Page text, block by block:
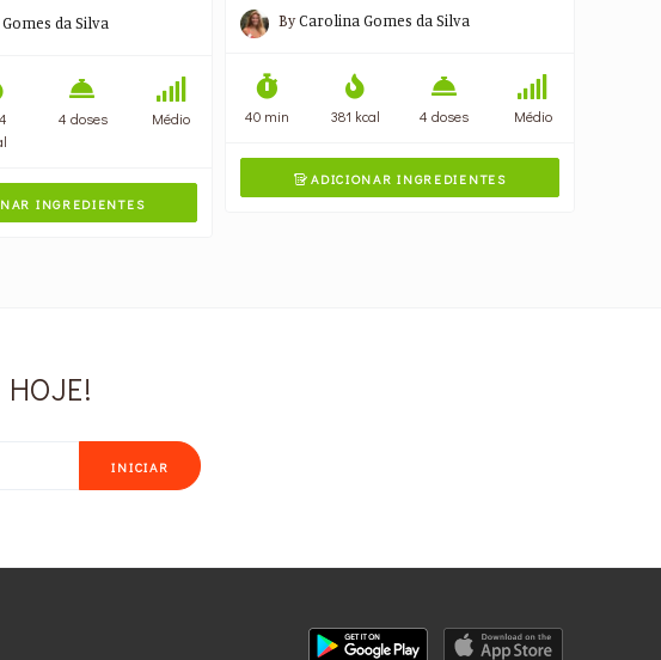
da Silva
4 doses Médio
INGREDIENTES
ByCarolina Gomes da Silva
40 min 381 kcal 4 doses Médio
ADICIONAR INGREDIENTES
INICIAR